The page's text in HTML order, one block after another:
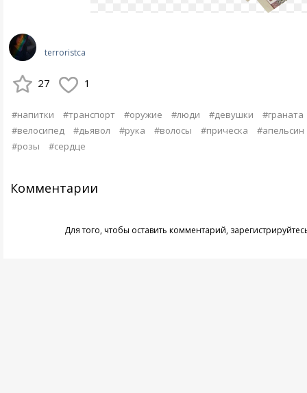
terroristca
27 1
#напитки #транспорт #оружие #люди #девушки
#граната
#велосипед
#дьявол #рука #волосы #прическа
#апельсин
#розы
#сердце
Комментарии
Для того, чтобы оставить комментарий,